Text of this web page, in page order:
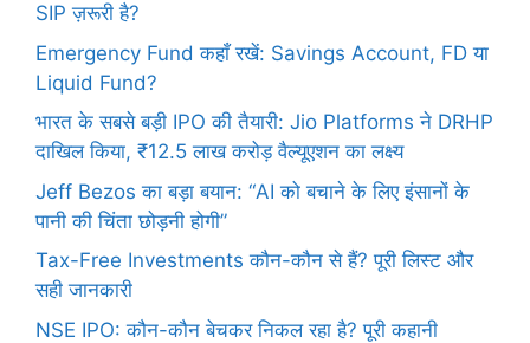
SIP ज़रूरी है?
Emergency Fund कहाँ रखें: Savings Account, FD या
Liquid Fund?
भारत के सबसे बड़ी IPO की तैयारी: Jio Platforms ने DRHP
दाखिल किया, ₹12.5 लाख करोड़ वैल्यूएशन का लक्ष्य
Jeff Bezos का बड़ा बयान: “AI को बचाने के लिए इंसानों के
पानी की चिंता छोड़नी होगी”
Tax-Free Investments कौन-कौन से हैं? पूरी लिस्ट और
सही जानकारी
NSE IPO: कौन-कौन बेचकर निकल रहा है? पूरी कहानी